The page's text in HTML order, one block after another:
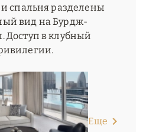
и спальня разделены
вид на Бурдж-
Доступ в клубный
Еще